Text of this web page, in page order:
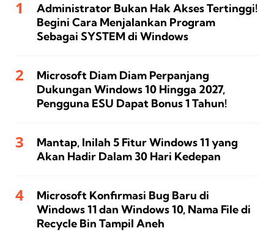
Administrator Bukan Hak Akses Tertinggi!
Begini Cara Menjalankan Program
Sebagai SYSTEM di Windows
Microsoft Diam Diam Perpanjang
Dukungan Windows 10 Hingga 2027,
Pengguna ESU Dapat Bonus 1 Tahun!
Mantap, Inilah 5 Fitur Windows 11 yang
Akan Hadir Dalam 30 Hari Kedepan
Microsoft Konfirmasi Bug Baru di
Windows 11 dan Windows 10, Nama File di
Recycle Bin Tampil Aneh